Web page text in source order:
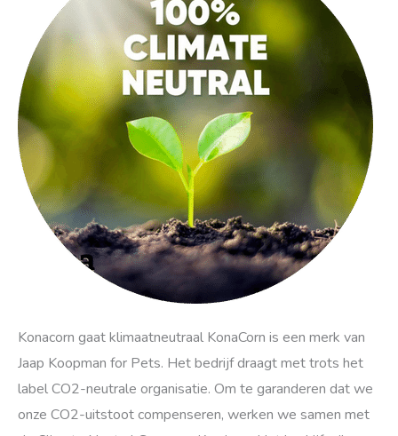
Konacorn gaat klimaatneutraal KonaCorn is een merk van
Jaap Koopman for Pets. Het bedrijf draagt met trots het
label CO2-neutrale organisatie. Om te garanderen dat we
onze CO2-uitstoot compenseren, werken we samen met
co2neutraal